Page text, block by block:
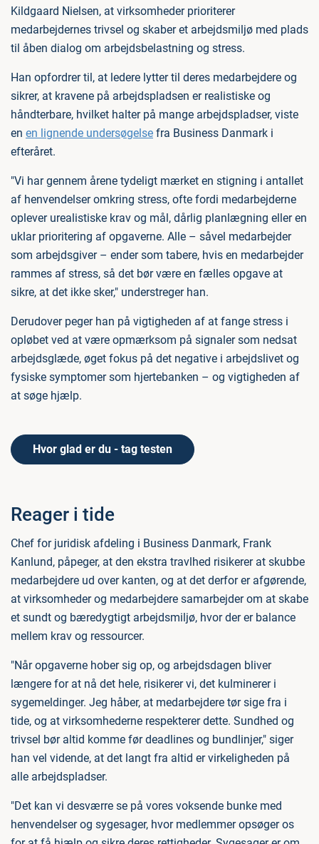
Kildgaard Nielsen, at virksomheder prioriterer
medarbejdernes trivsel og skaber et arbejdsmiljø med plads
til åben dialog om arbejdsbelastning og stress.
Han opfordrer til, at ledere lytter til deres medarbejdere og
sikrer, at kravene på arbejdspladsen er realistiske og
håndterbare, hvilket halter på mange arbejdspladser, viste
en en lignende undersøgelse fra Business Danmark i
efteråret.
"Vi har gennem årene tydeligt mærket en stigning i antallet
af henvendelser omkring stress, ofte fordi medarbejderne
oplever urealistiske krav og mål, dårlig planlægning eller en
uklar prioritering af opgaverne. Alle – såvel medarbejder
som arbejdsgiver – ender som tabere, hvis en medarbejder
rammes af stress, så det bør være en fælles opgave at
sikre, at det ikke sker," understreger han.
Derudover peger han på vigtigheden af at fange stress i
opløbet ved at være opmærksom på signaler som nedsat
arbejdsglæde, øget fokus på det negative i arbejdslivet og
fysiske symptomer som hjertebanken – og vigtigheden af
at søge hjælp.
Hvor glad er du - tag testen
Reager i tide
Chef for juridisk afdeling i Business Danmark, Frank
Kanlund, påpeger, at den ekstra travlhed risikerer at skubbe
medarbejdere ud over kanten, og at det derfor er afgørende,
at virksomheder og medarbejdere samarbejder om at skabe
et sundt og bæredygtigt arbejdsmiljø, hvor der er balance
mellem krav og ressourcer.
"Når opgaverne hober sig op, og arbejdsdagen bliver
længere for at nå det hele, risikerer vi, det kulminerer i
sygemeldinger. Jeg håber, at medarbejdere tør sige fra i
tide, og at virksomhederne respekterer dette. Sundhed og
trivsel bør altid komme før deadlines og bundlinjer," siger
han vel vidende, at det langt fra altid er virkeligheden på
alle arbejdspladser.
"Det kan vi desværre se på vores voksende bunke med
henvendelser og sygesager, hvor medlemmer opsøger os